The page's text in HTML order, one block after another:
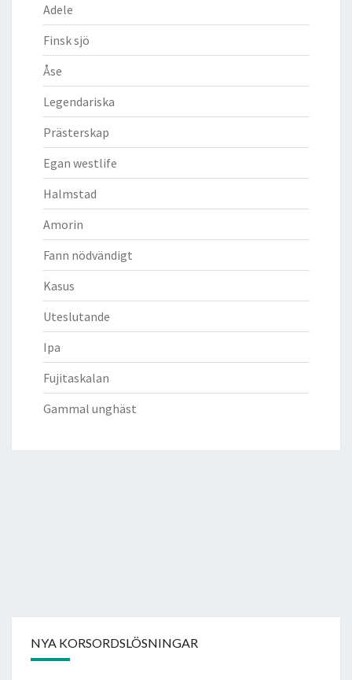
Adele
Finsk sjö
Åse
Legendariska
Prästerskap
Egan westlife
Halmstad
Amorin
Fann nödvändigt
Kasus
Uteslutande
Ipa
Fujitaskalan
Gammal unghäst
NYA KORSORDSLÖSNINGAR